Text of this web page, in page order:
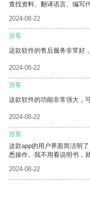
查找资料、翻译语言、编写代
2024-08-22
游客
这款软件的售后服务非常好
2024-08-22
游客
这款软件的功能非常强大，
2024-08-22
游客
这款app的用户界面简洁明
悉操作。我不用看说明书，
2024-08-22